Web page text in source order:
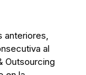
anteriores,
al
Outsourcing